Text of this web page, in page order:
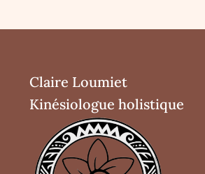
Claire Loumiet
Kinésiologue holistique